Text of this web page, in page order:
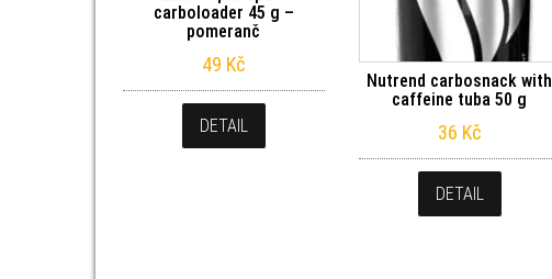
carboloader 45 g –
pomeranč
49 Kč
DETAIL
Nutrend carbosnack with
caffeine tuba 50 g
36 Kč
DETAIL